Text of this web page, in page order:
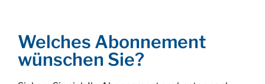
Welches Abonnement
wünschen Sie?